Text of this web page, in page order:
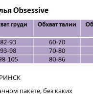
пакете, без каких